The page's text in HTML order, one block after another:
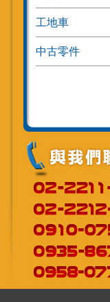
工地車
中古零件